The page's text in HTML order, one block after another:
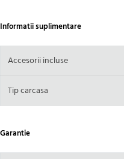
Informatii suplimentare
Accesorii incluse
Tip carcasa
Garantie